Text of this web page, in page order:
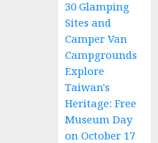
30 Glamping
Sites and
Camper Van
Campgrounds
Explore
Taiwan's
Heritage: Free
Museum Day
on October 17